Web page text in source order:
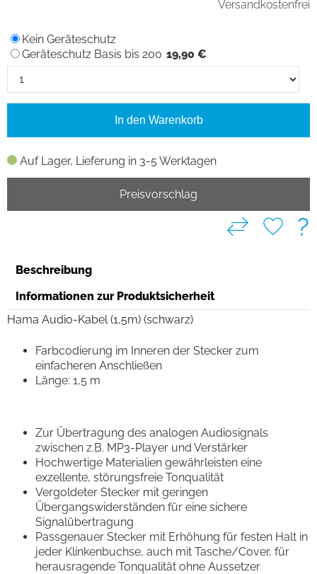
Versandkostenfrei
Auf Lager, Lieferung in 3-5 Werktagen
Kein Geräteschutz
Geräteschutz Basis bis 200 19,90 €
In den Warenkorb
Preisvorschlag
?
Beschreibung
Informationen zur Produktsicherheit
Hama Audio-Kabel (1,5m) (schwarz)
Farbcodierung im Inneren der Stecker zum
einfacheren Anschließen
Länge: 1,5 m
Zur Übertragung des analogen Audiosignals
zwischen z.B. MP3-Player und Verstärker
Hochwertige Materialien gewährleisten eine
exzellente, störungsfreie Tonqualität
Vergoldeter Stecker mit geringen
Übergangswiderständen für eine sichere
Signalübertragung
Passgenauer Stecker mit Erhöhung für festen Halt in
jeder Klinkenbuchse, auch mit Tasche/Cover, für
herausragende Tonqualität ohne Aussetzer